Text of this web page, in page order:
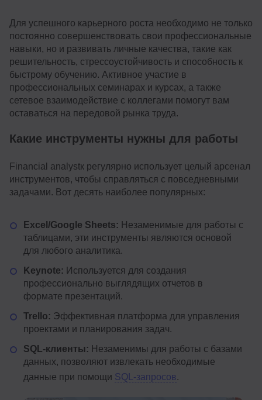
Для успешного карьерного роста необходимо не только
постоянно совершенствовать свои профессиональные
навыки, но и развивать личные качества, такие как
решительность, стрессоустойчивость и способность к
быстрому обучению. Активное участие в
профессиональных семинарах и курсах, а также
сетевое взаимодействие с коллегами помогут вам
оставаться на передовой рынка труда.
Какие инструменты нужны для работы
Financial analystк регулярно использует целый арсенал
инструментов, чтобы справляться с повседневными
задачами. Вот десять наиболее популярных:
Excel/Google Sheets: Незаменимые для работы с
таблицами, эти инструменты являются основой
для любого аналитика.
Keynote: Используется для создания
профессионально выглядящих отчетов в
формате презентаций.
Trello: Эффективная платформа для управления
проектами и планирования задач.
SQL-клиенты: Незаменимы для работы с базами
данных, позволяют извлекать необходимые
данные при помощи SQL-запросов.